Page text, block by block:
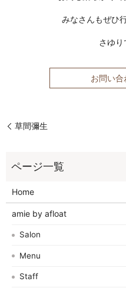
みなさんもぜひ
さゆり
お問い合
草間彌生
Home
amie by afloat
Salon
Menu
Staff